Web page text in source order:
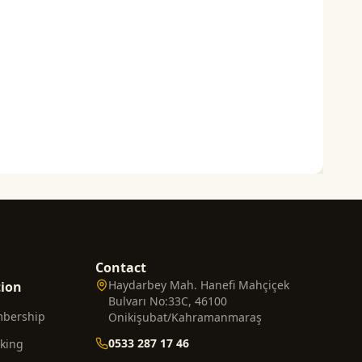
Contact
Haydarbey Mah. Hanefi Mahçiçek
Bulvarı No:33C, 46100
Onikişubat/Kahramanmaraş
0533 287 17 46